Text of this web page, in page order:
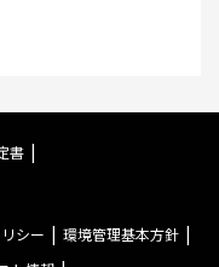
書
シー
環境管理基本方針